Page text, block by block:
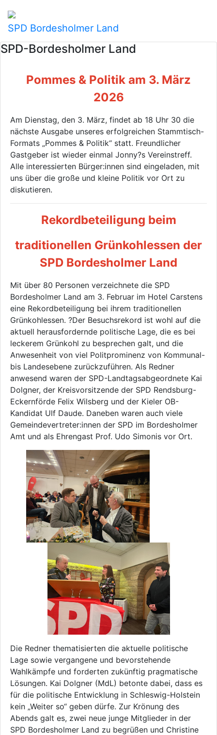
SPD Bordesholmer Land
SPD-Bordesholmer Land
Pommes & Politik am 3. März
2026
Am Dienstag, den 3. März, findet ab 18 Uhr 30 die
nächste Ausgabe unseres erfolgreichen Stammtisch-
Formats „Pommes & Politik“ statt. Freundlicher
Gastgeber ist wieder einmal Jonny?s Vereinstreff.
Alle interessierten Bürger:innen sind eingeladen, mit
uns über die große und kleine Politik vor Ort zu
diskutieren.
Rekordbeteiligung beim
traditionellen Grünkohlessen der
SPD Bordesholmer Land
Mit über 80 Personen verzeichnete die SPD
Bordesholmer Land am 3. Februar im Hotel Carstens
eine Rekordbeteiligung bei ihrem traditionellen
Grünkohlessen. ?Der Besuchsrekord ist wohl auf die
aktuell herausfordernde politische Lage, die es bei
leckerem Grünkohl zu besprechen galt, und die
Anwesenheit von viel Politprominenz von Kommunal-
bis Landesebene zurückzuführen. Als Redner
anwesend waren der SPD-Landtagsabgeordnete Kai
Dolgner, der Kreisvorsitzende der SPD Rendsburg-
Eckernförde Felix Wilsberg und der Kieler OB-
Kandidat Ulf Daude. Daneben waren auch viele
Gemeindevertreter:innen der SPD im Bordesholmer
Amt und als Ehrengast Prof. Udo Simonis vor Ort.
Die Redner thematisierten die aktuelle politische
Lage sowie vergangene und bevorstehende
Wahlkämpfe und forderten zukünftig pragmatische
Lösungen. Kai Dolgner (MdL) betonte dabei, dass es
für die politische Entwicklung in Schleswig-Holstein
kein „Weiter so“ geben dürfe. Zur Krönung des
Abends galt es, zwei neue junge Mitglieder in der
SPD Bordesholmer Land zu begrüßen und Christine